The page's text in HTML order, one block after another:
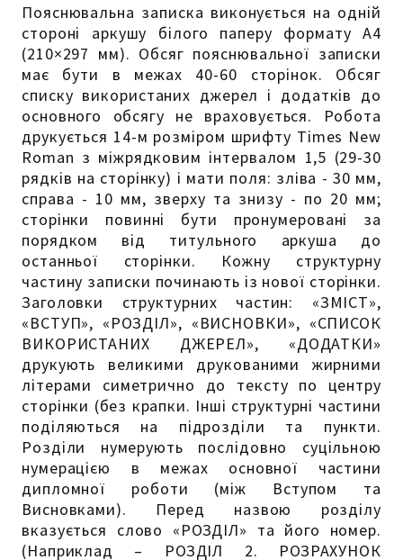
Пояснювальна записка виконується на одній
стороні аркушу білого паперу формату А4
(210×297 мм). Обсяг пояснювальної записки
має бути в межах 40-60 сторінок. Обсяг
списку використаних джерел і додатків до
основного обсягу не враховується. Робота
друкується 14-м розміром шрифту Тіmes New
Roman з міжрядковим інтервалом 1,5 (29-30
рядків на сторінку) і мати поля: зліва - 30 мм,
справа - 10 мм, зверху та знизу - по 20 мм;
сторінки повинні бути пронумеровані за
порядком від титульного аркуша до
останньої сторінки. Кожну структурну
частину записки починають із нової сторінки.
Заголовки структурних частин: «ЗМІСТ»,
«ВСТУП», «РОЗДІЛ», «ВИСНОВКИ», «СПИСОК
ВИКОРИСТАНИХ ДЖЕРЕЛ», «ДОДАТКИ»
друкують великими друкованими жирними
літерами симетрично до тексту по центру
сторінки (без крапки. Інші структурні частини
поділяються на підрозділи та пункти.
Розділи нумерують послідовно суцільною
нумерацією в межах основної частини
дипломної роботи (між Вступом та
Висновками). Перед назвою розділу
вказується слово «РОЗДІЛ» та його номер.
(Наприклад – РОЗДІЛ 2. РОЗРАХУНОК